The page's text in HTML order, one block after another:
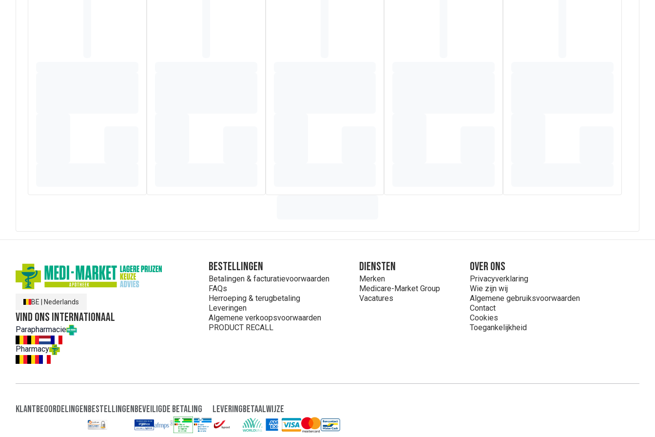
BE Nederlands
Vind ons internationaal
Parapharmacie
Pharmacy
Bestellingen
Betalingen & facturatievoorwaarden
FAQs
Herroeping & terugbetaling
Leveringen
Algemene verkoopsvoorwaarden
PRODUCT RECALL
Diensten
Merken
Medicare-Market Group
Vacatures
Over ons
Privacyverklaring
Wie zijn wij
Algemene gebruiksvoorwaarden
Contact
Cookies
Toegankelijkheid
KlantbeoordelingenBestellingenBeveiligde Betaling LeveringBetaalwijze